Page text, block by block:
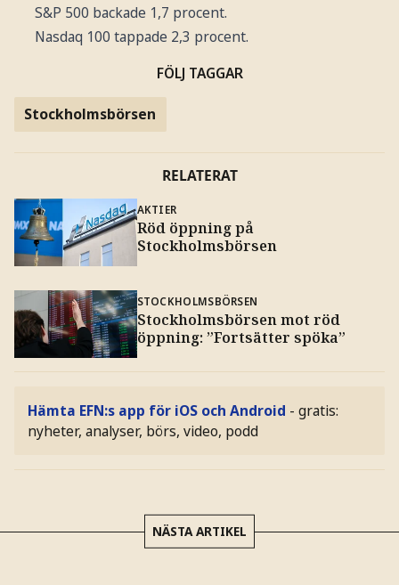
S&P 500 backade 1,7 procent.
Nasdaq 100 tappade 2,3 procent.
FÖLJ TAGGAR
Stockholmsbörsen
RELATERAT
AKTIER
Röd öppning på
Stockholmsbörsen
STOCKHOLMSBÖRSEN
Stockholmsbörsen mot röd
öppning: ”Fortsätter spöka”
Hämta EFN:s app för iOS och Android - gratis:
nyheter, analyser, börs, video, podd
NÄSTA ARTIKEL